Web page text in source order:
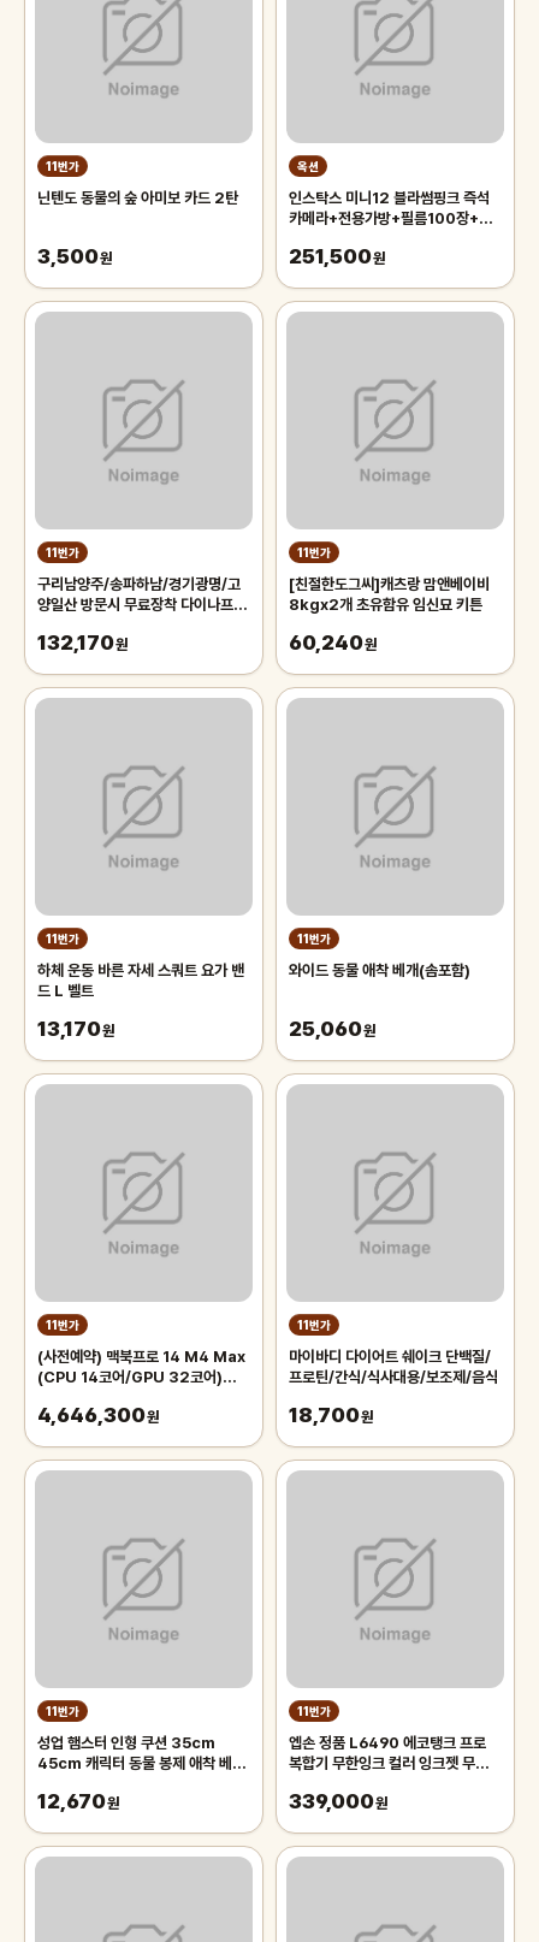
11번가
닌텐도 동물의 숲 아미보 카드 2탄
3,500원
옥션
인스탁스 미니12 블라썸핑크 즉석
카메라+전용가방+필름100장+파
251,500원
11번가
구리남양주/송파하남/경기광명/고
양일산 방문시 무료장착 다이나프로
235/60R17
132,170원
11번가
[친절한도그씨]캐츠랑 맘앤베이비
8kgx2개 초유함유 임신묘 키튼
60,240원
11번가
하체 운동 바른 자세 스쿼트 요가 밴
드 L 벨트
13,170원
11번가
와이드 동물 애착 베개(솜포함)
25,060원
11번가
(사전예약) 맥북프로 14 M4 Max
(CPU 14코어/GPU 32코어)
4,646,300원
11번가
마이바디 다이어트 쉐이크 단백질/
프로틴/간식/식사대용/보조제/음식
18,700원
11번가
성업 햄스터 인형 쿠션 35cm
45cm 캐릭터 동물 봉제 애착 베개
12,670원
11번가
엡손 정품 L6490 에코탱크 프로
복합기 무한잉크 컬러 잉크젯 무선
339,000원